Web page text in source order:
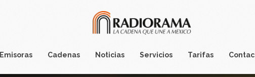
Emisoras Cadenas Noticias Servicios Tarifas